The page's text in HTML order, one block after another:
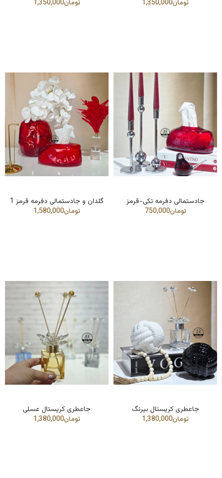
جادستمالی دفرمه تکی-قرمز
گلدان و جادستمالی دفرمه قرمز 1
جاعطری کریستال بیرنگ
جاعطری کریستال عسلی